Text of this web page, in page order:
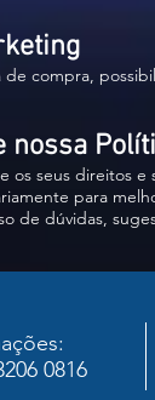
de compra,
nossa
os seus direitos e
para
de dúvidas,
0816